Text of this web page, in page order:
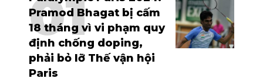
Pramod Bhagat bị cấm
18 tháng vì vi phạm quy
định chống doping,
phải bỏ lỡ Thế vận hội
Paris